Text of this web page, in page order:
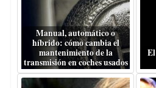
Manual, automático o
híbrido: cómo cambia el
mantenimiento de la
transmisión en coches usados